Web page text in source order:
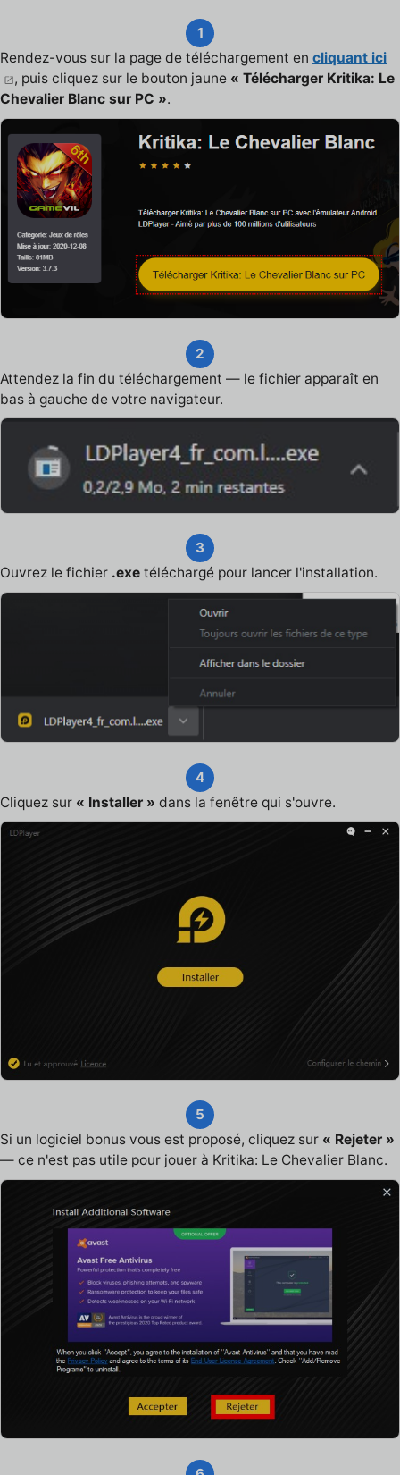
1
Rendez-vous sur la page de téléchargement en cliquant ici
, puis cliquez sur le bouton jaune « Télécharger Kritika: Le
Chevalier Blanc sur PC ».
2
Attendez la fin du téléchargement — le fichier apparaît en
bas à gauche de votre navigateur.
3
Ouvrez le fichier .exe téléchargé pour lancer l'installation.
4
Cliquez sur « Installer » dans la fenêtre qui s'ouvre.
5
Si un logiciel bonus vous est proposé, cliquez sur « Rejeter »
— ce n'est pas utile pour jouer à Kritika: Le Chevalier Blanc.